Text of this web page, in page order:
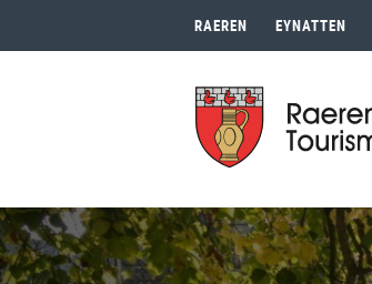
RAEREN EYNATTEN